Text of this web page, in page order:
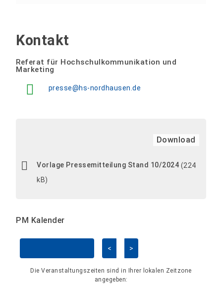
Kontakt
Referat für Hochschulkommunikation und
Marketing
presse@hs-nordhausen.de
Download
Vorlage Pressemitteilung Stand 10/2024 (224
kB)
PM Kalender
< >
Die Veranstaltungszeiten sind in Ihrer lokalen Zeitzone
angegeben: